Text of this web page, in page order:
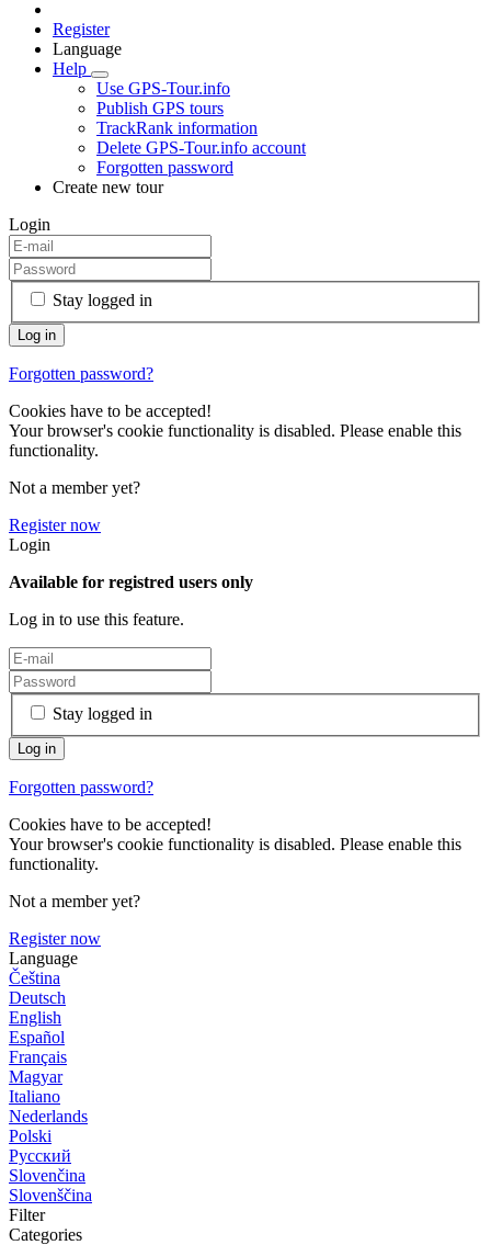
Register
Language
Help
Use GPS-Tour.info
Publish GPS tours
TrackRank information
Delete GPS-Tour.info account
Forgotten password
Create new tour
Login
Stay logged in
Forgotten password?
Cookies have to be accepted!
Your browser's cookie functionality is disabled. Please enable this
functionality.
Not a member yet?
Register now
Login
Available for registred users only
Log in to use this feature.
Stay logged in
Forgotten password?
Cookies have to be accepted!
Your browser's cookie functionality is disabled. Please enable this
functionality.
Not a member yet?
Register now
Language
Čeština
Deutsch
English
Español
Français
Magyar
Italiano
Nederlands
Polski
Русский
Slovenčina
Slovenščina
Filter
Categories